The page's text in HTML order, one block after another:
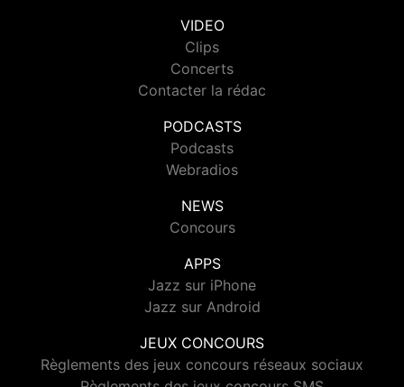
VIDEO
Clips
Concerts
Contacter la rédac
PODCASTS
Podcasts
Webradios
NEWS
Concours
APPS
Jazz sur iPhone
Jazz sur Android
JEUX CONCOURS
Règlements des jeux concours réseaux sociaux